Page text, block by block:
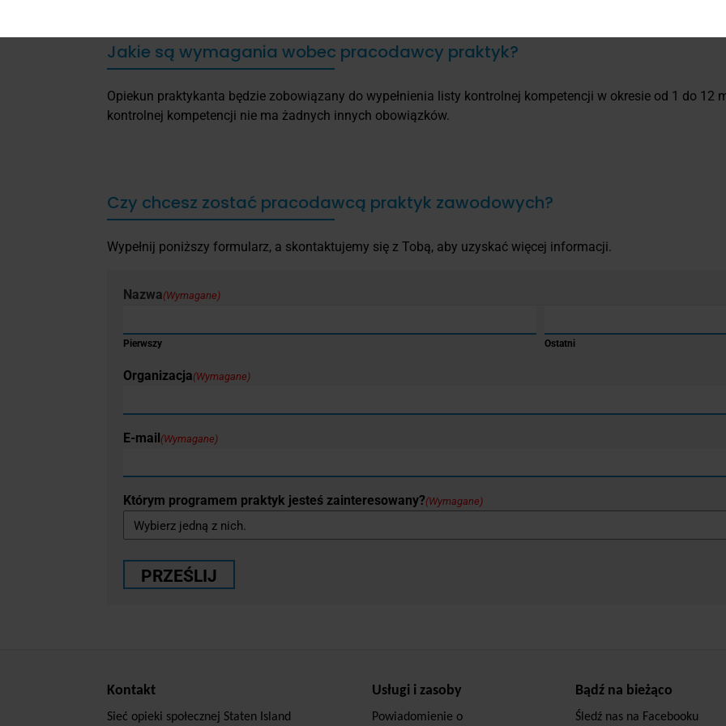
Jakie są wymagania wobec pracodawcy praktyk?
Opiekun praktykanta będzie zobowiązany do wypełnienia listy kontrolnej kompetencji w okresie od 1 do 12
kontrolnej kompetencji nie ma żadnych innych obowiązków.
Czy chcesz zostać pracodawcą praktyk zawodowych?
Wypełnij poniższy formularz, a skontaktujemy się z Tobą, aby uzyskać więcej informacji.
Nazwa(Wymagane)
Pierwszy Ostatni
Organizacja(Wymagane)
E-mail (Wymagane)
Którym programem praktyk jesteś zainteresowany?(Wymagane)
Kontakt
Sieć opieki społecznej Staten Island
Usługi i zasoby
Powiadomienie o
Bądź na bieżąco
Śledź nas na Facebooku